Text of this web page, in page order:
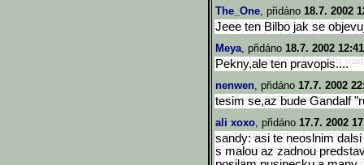
The_One, přidáno 18.7. 2002
Jeee ten Bilbo jak se
Meya, přidáno 18.7. 2002
Pekny,ale ten pravopis....
nenwen, přidáno 17.7. 2002
tesim se,az bude Gandalf
ali xoxo, přidáno 17.7. 2002
sandy: asi te neoslnim
s malou az zadnou